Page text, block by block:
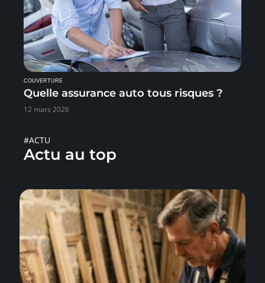
COUVERTURE
Quelle assurance auto tous risques ?
12 mars 2026
#ACTU
Actu au top